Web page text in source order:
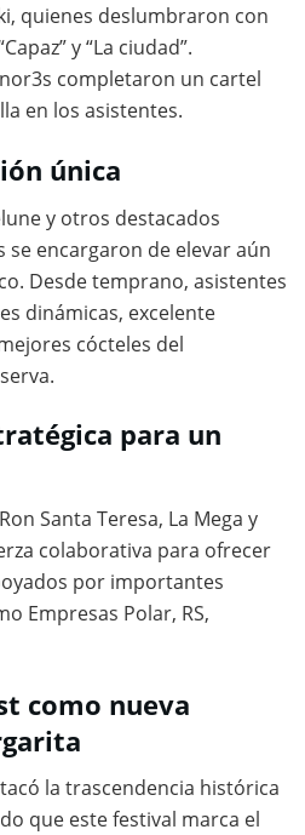
quienes deslumbraron con
y “La ciudad”.
completaron un cartel
en los asistentes.
única
y otros destacados
encargaron de elevar aún
Desde temprano, asistentes
dinámicas, excelente
cócteles del
para un
Santa Teresa, La Mega y
colaborativa para ofrecer
por importantes
Empresas Polar, RS,
como nueva
la trascendencia histórica
que este festival marca el